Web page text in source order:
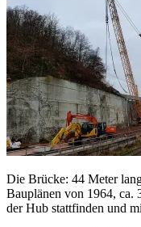
Die Brücke: 44 Meter
Bauplänen von 1964, ca.
der Hub stattfinden und